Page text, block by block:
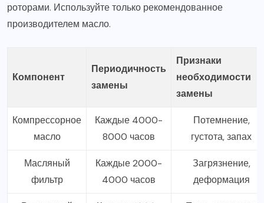
роторами. Используйте только рекомендованное
производителем масло.
Компонент
Периодичность
замены
Признаки
необходимости
замены
Компрессорное
масло
Каждые 4000-
8000 часов
Потемнение,
густота, запах
Масляный
фильтр
Каждые 2000-
4000 часов
Загрязнение,
деформация